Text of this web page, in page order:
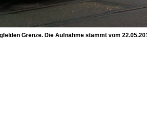
Grenze. Die Aufnahme stammt vom